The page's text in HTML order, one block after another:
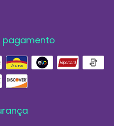
pagamento